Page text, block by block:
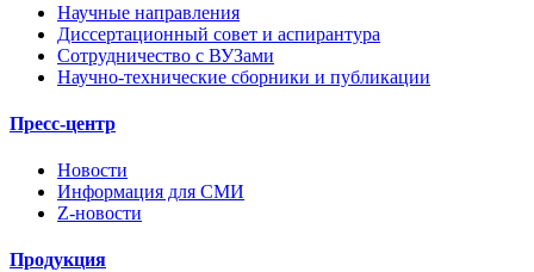
Научные направления
Диссертационный совет и аспирантура
Сотрудничество с ВУЗами
Научно-технические сборники и публикации
Пресс-центр
Новости
Информация для СМИ
Z-новости
Продукция